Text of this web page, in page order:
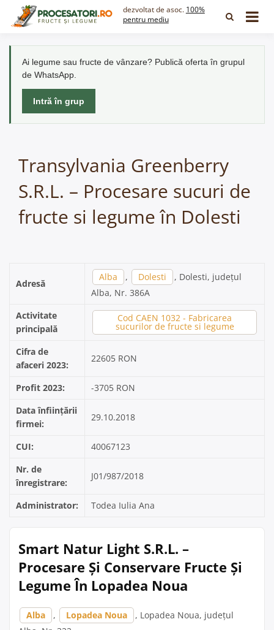
dezvoltat de asoc. 100%
pentru mediu
Ai legume sau fructe de vânzare? Publică oferta în grupul
de WhatsApp.
Intră în grup
Transylvania Greenberry
S.R.L. – Procesare sucuri de
fructe si legume în Dolesti
Adresă
Alba , Dolesti
, Dolesti, județul
Alba, Nr. 386A
Activitate
principală
Cod CAEN 1032 - Fabricarea
sucurilor de fructe si legume
Cifra de
afaceri 2023:
22605 RON
Profit 2023:
-3705 RON
Data înființării
firmei:
29.10.2018
CUI:
40067123
Nr. de
înregistrare:
J01/987/2018
Administrator: Todea Iulia Ana
Smart Natur Light S.R.L. –
Procesare Și Conservare Fructe Și
Legume În Lopadea Noua
Alba , Lopadea Noua
, Lopadea Noua, județul